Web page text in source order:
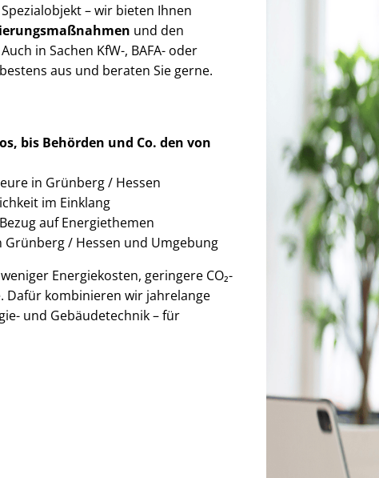
– wir bieten Ihnen
und den
Auch in Sachen KfW-, BAFA- oder
aus und beraten Sie gerne.
bis Behörden und Co. den von
in Grünberg / Hessen
im Einklang
auf Energiethemen
/ Hessen und Umgebung
Energiekosten, geringere CO₂-
Dafür kombinieren wir jahrelange
und Gebäudetechnik – für